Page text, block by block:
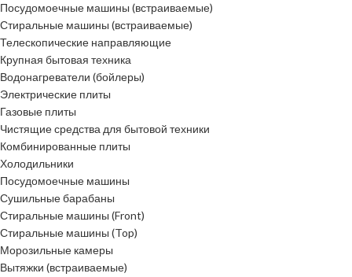
Посудомоечные машины (встраиваемые)
Стиральные машины (встраиваемые)
Телескопические направляющие
Крупная бытовая техника
Водонагреватели (бойлеры)
Электрические плиты
Газовые плиты
Чистящие средства для бытовой техники
Комбинированные плиты
Холодильники
Посудомоечные машины
Сушильные барабаны
Стиральные машины (Front)
Стиральные машины (Top)
Морозильные камеры
Вытяжки (встраиваемые)